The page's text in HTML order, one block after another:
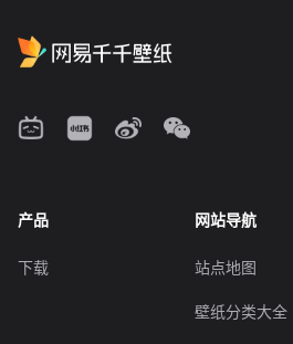
产品
下载
网站导航
站点地图
壁纸分类大全